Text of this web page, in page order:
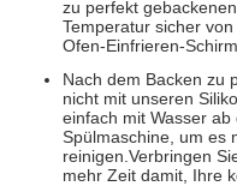
zu perfekt
Temperatur sicher
Ofen-Einfrieren-
Nach dem Backen zu
nicht mit unseren
einfach mit Wasser
Spülmaschine, um es
reinigen.Verbringen
mehr Zeit damit, Ihre